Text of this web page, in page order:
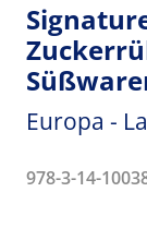
Europa -
978-3-14-